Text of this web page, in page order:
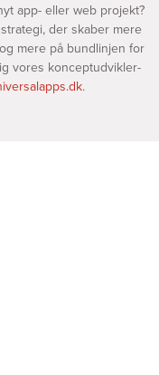
app- eller web projekt?
der skaber mere
mere på bundlinjen for
vores konceptudvikler-
.